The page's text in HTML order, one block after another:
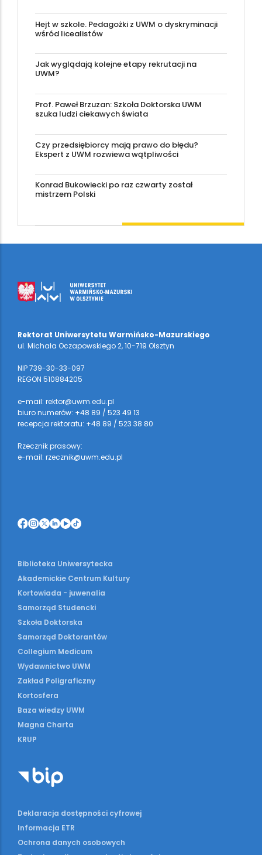
Hejt w szkole. Pedagożki z UWM o dyskryminacji
wśród licealistów
Jak wyglądają kolejne etapy rekrutacji na
UWM?
Prof. Paweł Brzuzan: Szkoła Doktorska UWM
szuka ludzi ciekawych świata
Czy przedsiębiorcy mają prawo do błędu?
Ekspert z UWM rozwiewa wątpliwości
Konrad Bukowiecki po raz czwarty został
mistrzem Polski
Rektorat Uniwersytetu Warmińsko-Mazurskiego
ul. Michała Oczapowskiego 2, 10-719 Olsztyn
NIP 739-30-33-097
REGON 510884205
e-mail: rektor@uwm.edu.pl
biuro numerów: +48 89 / 523 49 13
recepcja rektoratu: +48 89 / 523 38 80
Rzecznik prasowy:
e-mail: rzecznik@uwm.edu.pl
Biblioteka Uniwersytecka
Akademickie Centrum Kultury
Kortowiada - juwenalia
Samorząd Studencki
Szkoła Doktorska
Samorząd Doktorantów
Collegium Medicum
Wydawnictwo UWM
Zakład Poligraficzny
Kortosfera
Baza wiedzy UWM
Magna Charta
KRUP
Deklaracja dostępności cyfrowej
Informacja ETR
Ochrona danych osobowych